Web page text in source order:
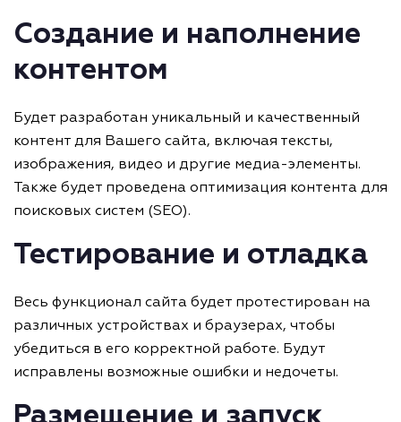
Создание и наполнение
контентом
Будет разработан уникальный и качественный
контент для Вашего сайта, включая тексты,
изображения, видео и другие медиа-элементы.
Также будет проведена оптимизация контента для
поисковых систем (SEO).
Тестирование и отладка
Весь функционал сайта будет протестирован на
различных устройствах и браузерах, чтобы
убедиться в его корректной работе. Будут
исправлены возможные ошибки и недочеты.